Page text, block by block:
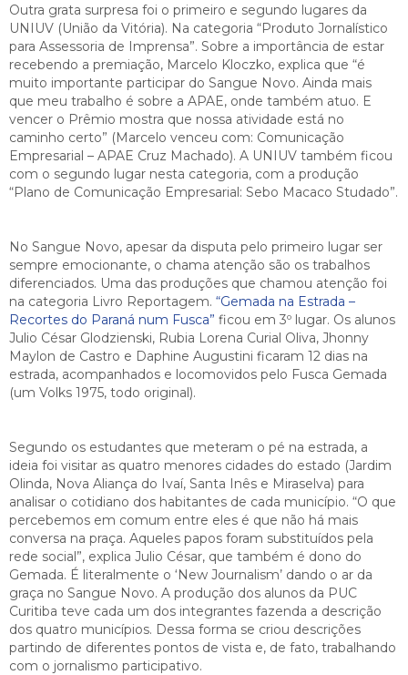
Outra grata surpresa foi o primeiro e segundo lugares da
UNIUV (União da Vitória). Na categoria “Produto Jornalístico
para Assessoria de Imprensa”. Sobre a importância de estar
recebendo a premiação, Marcelo Kloczko, explica que “é
muito importante participar do Sangue Novo. Ainda mais
que meu trabalho é sobre a APAE, onde também atuo. E
vencer o Prêmio mostra que nossa atividade está no
caminho certo” (Marcelo venceu com: Comunicação
Empresarial – APAE Cruz Machado). A UNIUV também ficou
com o segundo lugar nesta categoria, com a produção
“Plano de Comunicação Empresarial: Sebo Macaco Studado”.
No Sangue Novo, apesar da disputa pelo primeiro lugar ser
sempre emocionante, o chama atenção são os trabalhos
diferenciados. Uma das produções que chamou atenção foi
na categoria Livro Reportagem. “Gemada na Estrada –
Recortes do Paraná num Fusca” ficou em 3º lugar. Os alunos
Julio César Glodzienski, Rubia Lorena Curial Oliva, Jhonny
Maylon de Castro e Daphine Augustini ficaram 12 dias na
estrada, acompanhados e locomovidos pelo Fusca Gemada
(um Volks 1975, todo original).
Segundo os estudantes que meteram o pé na estrada, a
ideia foi visitar as quatro menores cidades do estado (Jardim
Olinda, Nova Aliança do Ivaí, Santa Inês e Miraselva) para
analisar o cotidiano dos habitantes de cada município. “O que
percebemos em comum entre eles é que não há mais
conversa na praça. Aqueles papos foram substituídos pela
rede social”, explica Julio César, que também é dono do
Gemada. É literalmente o ‘New Journalism’ dando o ar da
graça no Sangue Novo. A produção dos alunos da PUC
Curitiba teve cada um dos integrantes fazenda a descrição
dos quatro municípios. Dessa forma se criou descrições
partindo de diferentes pontos de vista e, de fato, trabalhando
com o jornalismo participativo.